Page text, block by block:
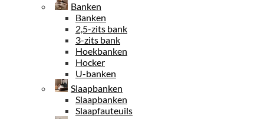
Banken
Banken
2,5-zits bank
3-zits bank
Hoekbanken
Hocker
U-banken
Slaapbanken
Slaapbanken
Slaapfauteuils